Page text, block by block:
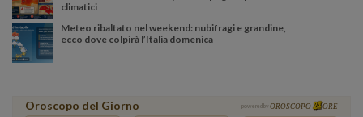
climatici
Meteo ribaltato nel weekend: nubifragi e grandine,
ecco dove colpirà l’Italia domenica
Oroscopo del Giorno powered by OROSCOPO ORE